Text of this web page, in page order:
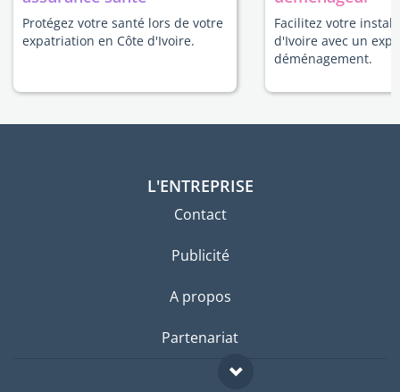
Protégez votre santé lors de votre
expatriation en Côte d'Ivoire.
Facilitez votre
d'Ivoire avec un
déménagement.
L'ENTREPRISE
Contact
Publicité
A propos
Partenariat